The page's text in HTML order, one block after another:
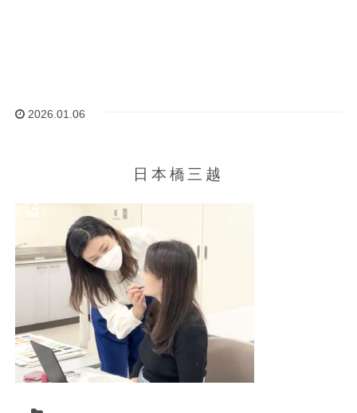
2026.01.06
日本橋三越